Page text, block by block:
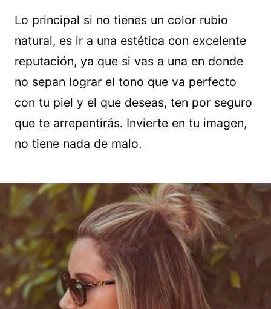
Lo principal si no tienes un color rubio
natural, es ir a una estética con excelente
reputación, ya que si vas a una en donde
no sepan lograr el tono que va perfecto
con tu piel y el que deseas, ten por seguro
que te arrepentirás. Invierte en tu imagen,
no tiene nada de malo.